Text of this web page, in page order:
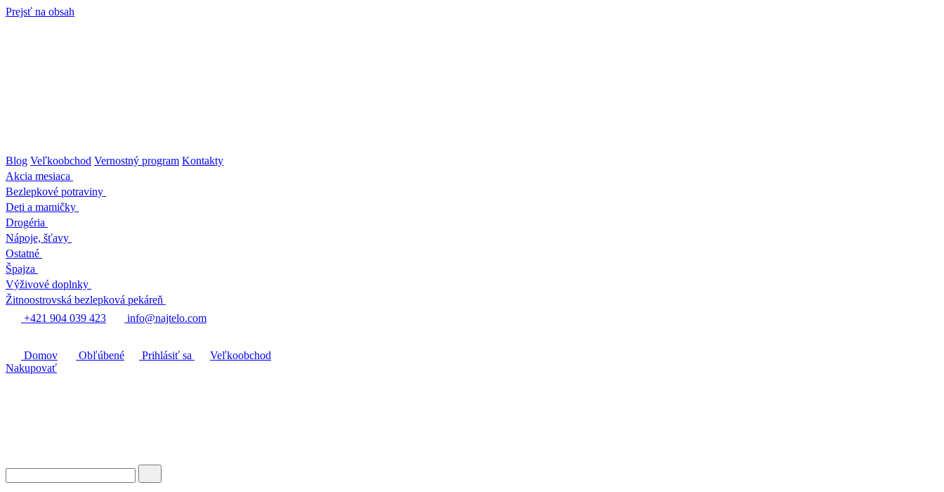
Prejsť na obsah
Blog Veľkoobchod Vernostný program Kontakty
Akcia mesiaca
Bezlepkové potraviny
Deti a mamičky
Drogéria
Nápoje, šťavy
Ostatné
Špajza
Výživové doplnky
Žitnoostrovská bezlepková pekáreň
+421 904 039 423
info@najtelo.com
Domov Obľúbené Prihlásiť sa
Veľkoobchod
Nakupovať